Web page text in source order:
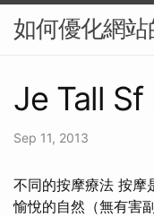
如何優化網站
Je Tall
Sep 11, 2013
不同的按摩療法 按摩
愉悅的自然（無有害